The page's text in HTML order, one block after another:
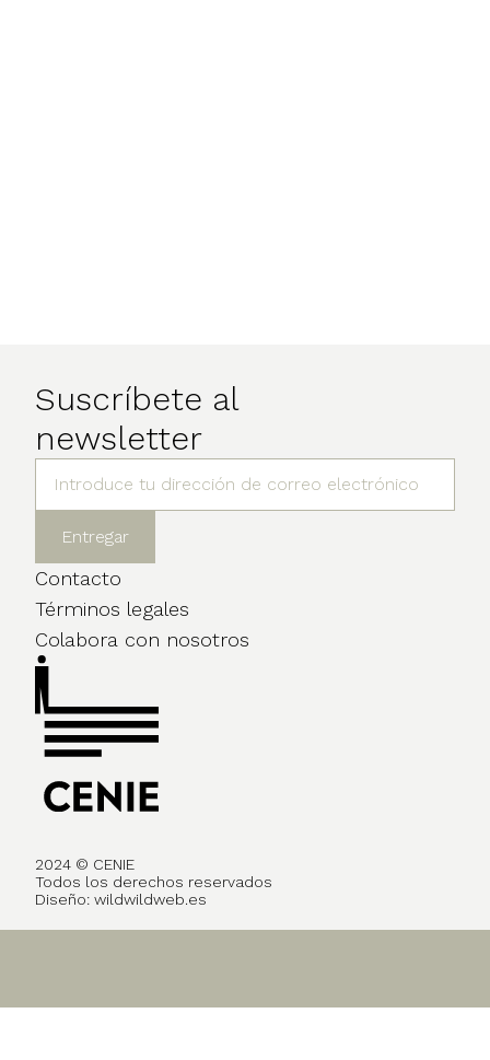
Suscríbete al
newsletter
Contacto
Términos legales
Colabora con nosotros
2024 © CENIE
Todos los derechos reservados
Diseño: wildwildweb.es